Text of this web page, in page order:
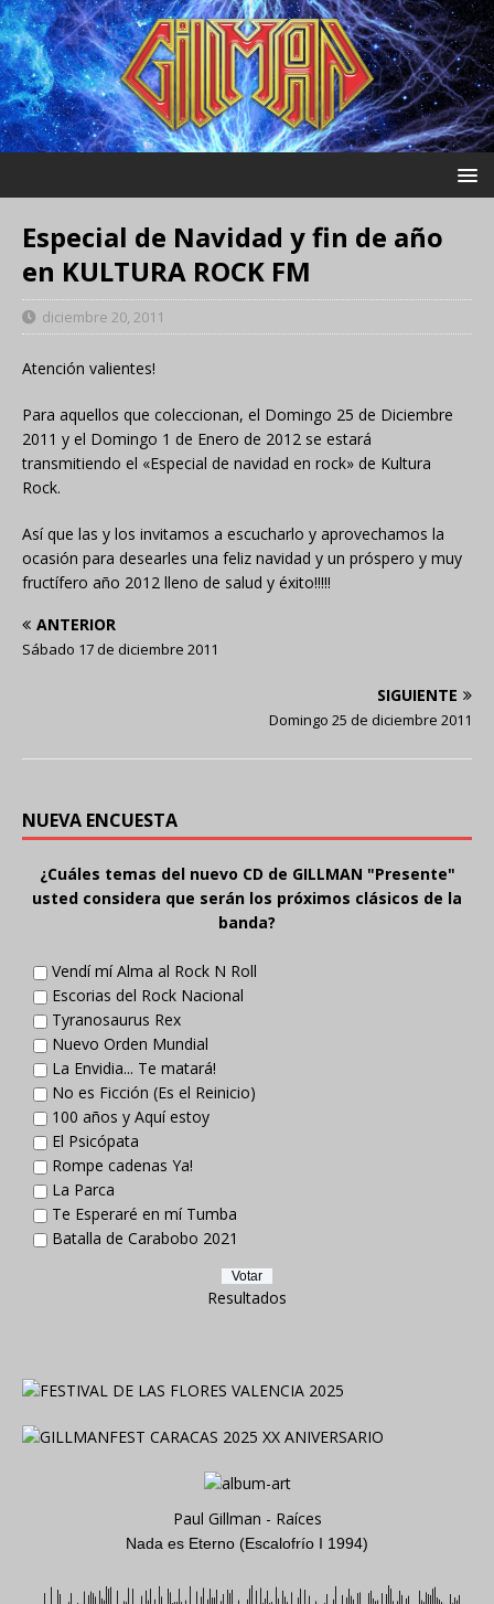
Especial de Navidad y fin de año
en KULTURA ROCK FM
diciembre 20, 2011
Atención valientes!
Para aquellos que coleccionan, el Domingo 25 de Diciembre
2011 y el Domingo 1 de Enero de 2012 se estará
transmitiendo el «Especial de navidad en rock» de Kultura
Rock.
Así que las y los invitamos a escucharlo y aprovechamos la
ocasión para desearles una feliz navidad y un próspero y muy
fructífero año 2012 lleno de salud y éxito!!!!!
ANTERIOR
Sábado 17 de diciembre 2011
SIGUIENTE
Domingo 25 de diciembre 2011
NUEVA ENCUESTA
¿Cuáles temas del nuevo CD de GILLMAN "Presente"
usted considera que serán los próximos clásicos de la
banda?
Vendí mí Alma al Rock N Roll
Escorias del Rock Nacional
Tyranosaurus Rex
Nuevo Orden Mundial
La Envidia... Te matará!
No es Ficción (Es el Reinicio)
100 años y Aquí estoy
El Psicópata
Rompe cadenas Ya!
La Parca
Te Esperaré en mí Tumba
Batalla de Carabobo 2021
Resultados
Paul Gillman - Raíces
Nada es Eterno (Escalofrío I 1994)